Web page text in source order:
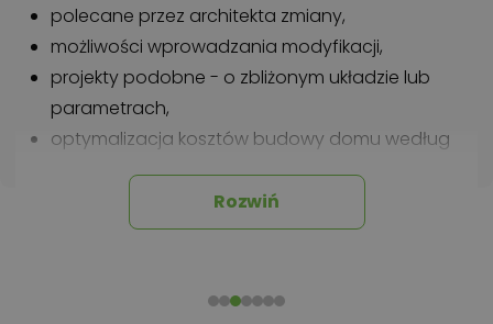
polecane przez architekta zmiany,
możliwości wprowadzania modyfikacji,
projekty podobne - o zbliżonym układzie lub
parametrach,
optymalizacja kosztów budowy domu według
tego projektu,
informacje szczegółowe - np. wymiary
pomieszczeń, instalacje, materiały?
52 384 49 90lub
Rozwiń